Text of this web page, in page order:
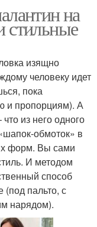
на
стильные
изящно
человеку идет
пока
и пропорциям). А
из него одного
обмоток» в
форм. Вы сами
И методом
способ
(под пальто, с
нарядом).